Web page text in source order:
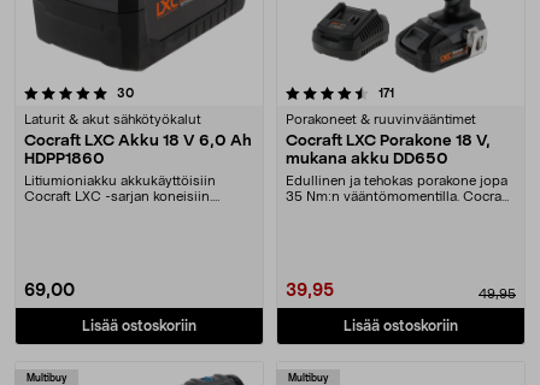
30arvostelut
Laturit & akut sähkötyökalut
Cocraft LXC Akku 18 V 6,0 Ah
HDPP1860
Litiumioniakku akkukäyttöisiin
Cocraft LXC -sarjan koneisiin.
69,00
Lisää ostoskoriin
4.5 viidestä tähdestä 171
Porakoneet & ruuvinvääntimet
Cocraft LXC Porakone 18 V,
mukana akku DD650
Edullinen ja tehokas porakone jopa
35 Nm:n vääntömomentilla. Cocraft
39,95 49,95
Lisää ostoskoriin
Multibuy Multibuy